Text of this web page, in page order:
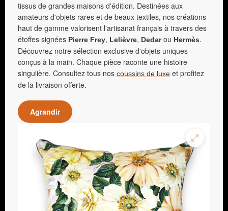
tissus de grandes maisons d'édition. Destinées aux
amateurs d'objets rares et de beaux textiles, nos créations
haut de gamme valorisent l'artisanat français à travers des
étoffes signées Pierre Frey, Lelièvre, Dedarou Hermès.
Découvrez notre sélection exclusive d'objets uniques
conçus à la main. Chaque pièce raconte une histoire
singulière. Consultez tous nos coussins de luxe et profitez
de la livraison offerte.
Agrandir